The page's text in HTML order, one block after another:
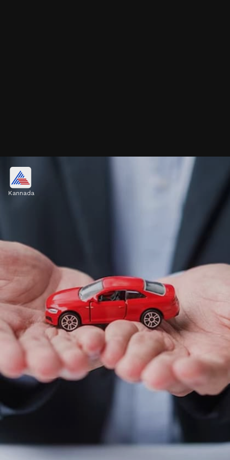
12 ಲಕ್ಷ ವಾರ್ಷಿಕ ಆದಾಯಕ್ಕೆ ಯಾವ ಕಾರು?
ನಿಮ್ಮ ವಾರ್ಷಿಕ ಆದಾಯ 12 ಲಕ್ಷ ಇದ್ದರೆ, ನೀವು 6 ಲಕ್ಷದ
ರೂ. ಡೌನ್ ಪೇಮೆಂಟ್ ಮಾಡಿ ಮತ್ತು ಉಳಿದ 4.80 ಲಕ್ಷಕ್ಕೆ
Kannada